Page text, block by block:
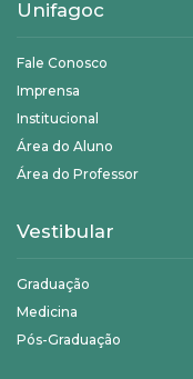
Unifagoc
Fale Conosco
Imprensa
Institucional
Área do Aluno
Área do Professor
Vestibular
Graduação
Medicina
Pós-Graduação